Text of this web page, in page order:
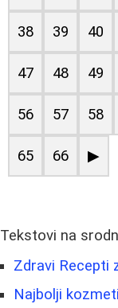
38 39 40
47 48 49
56 57 58
65 66 ▶
Tekstovi na
Zdravi Recepti
Najbolji